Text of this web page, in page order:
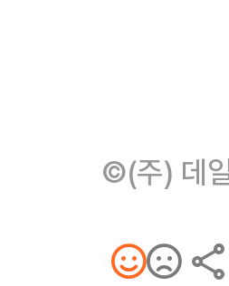
©(주) 데